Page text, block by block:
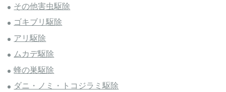
その他害虫駆除
ゴキブリ駆除
アリ駆除
ムカデ駆除
蜂の巣駆除
ダニ・ノミ・トコジラミ駆除